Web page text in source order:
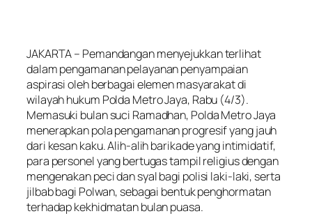
JAKARTA – Pemandangan menyejukkan terlihat
dalam pengamanan pelayanan penyampaian
aspirasi oleh berbagai elemen masyarakat di
wilayah hukum Polda Metro Jaya, Rabu (4/3).
Memasuki bulan suci Ramadhan, Polda Metro Jaya
menerapkan pola pengamanan progresif yang jauh
dari kesan kaku. Alih-alih barikade yang intimidatif,
para personel yang bertugas tampil religius dengan
mengenakan peci dan syal bagi polisi laki-laki, serta
jilbab bagi Polwan, sebagai bentuk penghormatan
terhadap kekhidmatan bulan puasa.